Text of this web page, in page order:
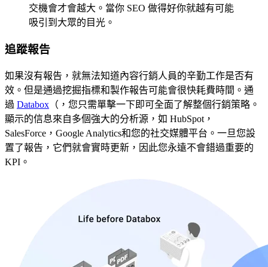
交機會才會越大。當你 SEO 做得好你就越有可能
吸引到大眾的目光。
追蹤報告
如果沒有報告，就無法知道內容行銷人員的辛勤工作是否有
效。但是通過挖掘指標和製作報告可能會很快耗費時間。通
過 Databox （，您只需單擊一下即可全面了解整個行銷策略。
顯示的信息來自多個強大的分析源，如 HubSpot，
SalesForce，Google Analytics和您的社交媒體平台。一旦您設
置了報告，它們就會實時更新，因此您永遠不會錯過重要的
KPI。